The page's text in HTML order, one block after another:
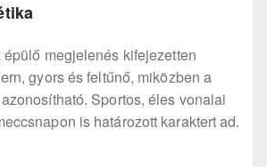
megjelenés kifejezetten
gyors és feltűnő, miközben a
Sportos, éles vonalai
is határozott karaktert ad.